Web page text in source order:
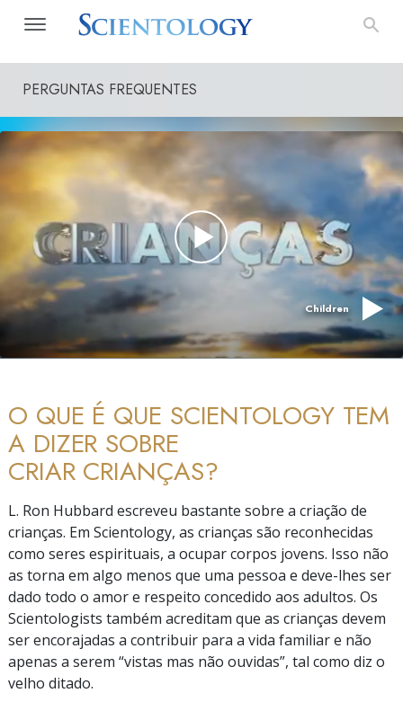
PERGUNTAS FREQUENTES
Children
O QUE É QUE SCIENTOLOGY TEM
A DIZER SOBRE
CRIAR CRIANÇAS?
L. Ron Hubbard escreveu bastante sobre a criação de
crianças. Em Scientology, as crianças são reconhecidas
como seres espirituais, a ocupar corpos jovens. Isso não
as torna em algo menos que uma pessoa e deve-lhes ser
dado todo o amor e respeito concedido aos adultos. Os
Scientologists também acreditam que as crianças devem
ser encorajadas a contribuir para a vida familiar e não
apenas a serem “vistas mas não ouvidas”, tal como diz o
velho ditado.